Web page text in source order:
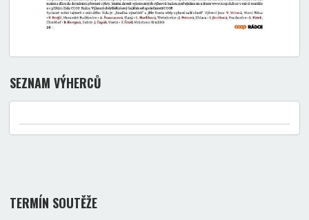
SEZNAM VÝHERCŮ
TERMÍN SOUTĚŽE